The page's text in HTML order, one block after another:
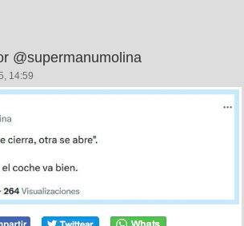
@supermanumolina
14:59